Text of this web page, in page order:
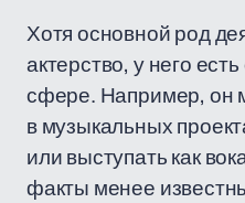
Хотя основной род
актерство, у него
сфере. Например, он
в музыкальных
или выступать как
факты менее